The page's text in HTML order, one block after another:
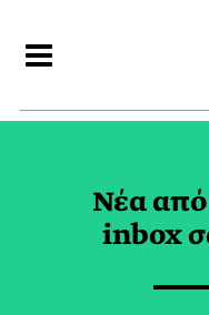
ΔΥΟ
Νέα από
inbox